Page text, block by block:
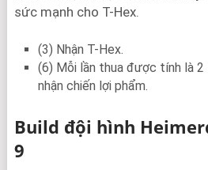
sức mạnh cho T-Hex.
(3) Nhận T-Hex.
(6) Mỗi lần thua được tính là 2
nhận chiến lợi phẩm.
Build đội hình
9